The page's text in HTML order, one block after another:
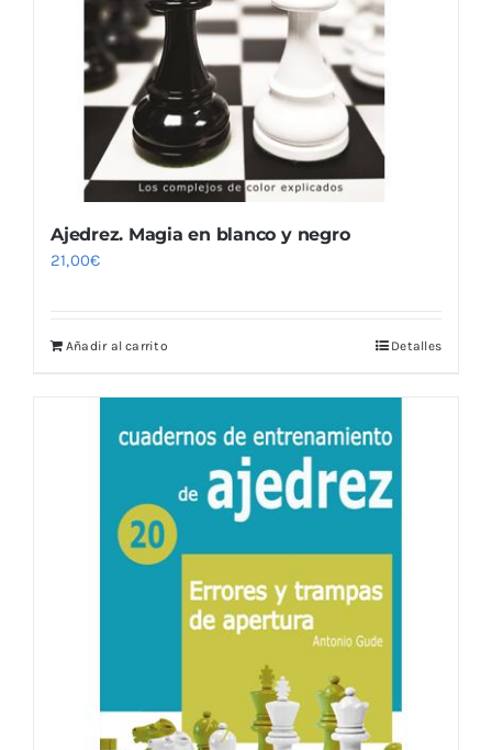
Ajedrez. Magia en blanco y negro
21,00€
Añadir al carrito Detalles